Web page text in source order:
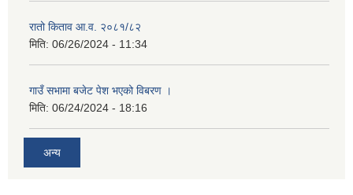
रातो किताव आ.व. २०८१/८२
मिति: 06/26/2024 - 11:34
गाउँ सभामा बजेट पेश भएको विबरण ।
मिति: 06/24/2024 - 18:16
अन्य